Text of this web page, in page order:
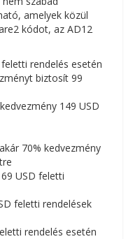
amelyek közül
kódot, az AD12
rendelés esetén
biztosít 99
149 USD
70% kedvezmény
USD feletti
feletti rendelések
rendelés esetén